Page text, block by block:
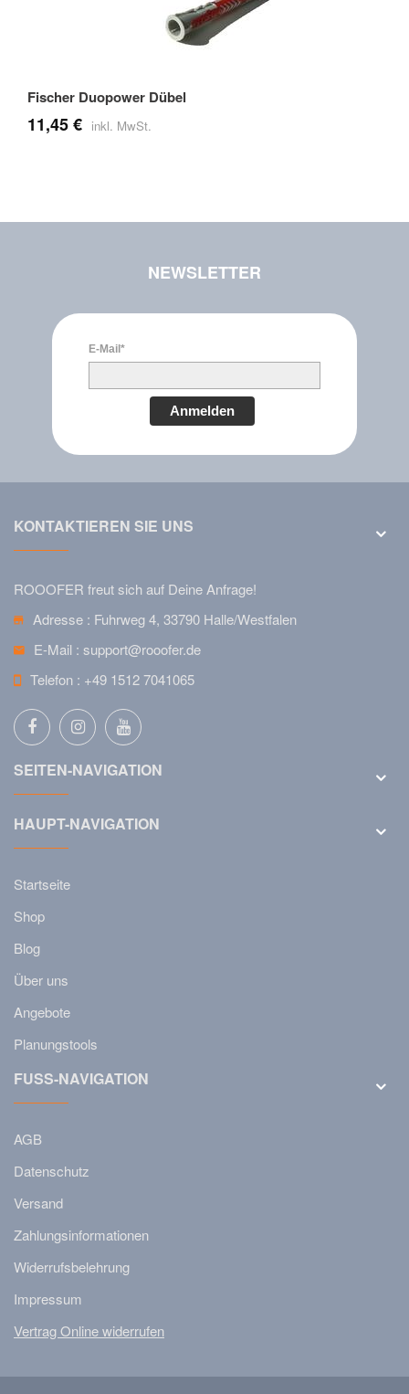
Fischer Duopower Dübel
11,45 €
NEWSLETTER
E-Mail*
Anmelden
KONTAKTIEREN SIE UNS
ROOOFER freut sich auf Deine Anfrage!
Adresse : Fuhrweg 4, 33790 Halle/Westfalen
E-Mail : support@rooofer.de
Telefon : +49 1512 7041065
SEITEN-NAVIGATION
HAUPT-NAVIGATION
Startseite
Shop
Blog
Über uns
Angebote
Planungstools
FUSS-NAVIGATION
AGB
Datenschutz
Versand
Zahlungsinformationen
Widerrufsbelehrung
Impressum
Vertrag Online widerrufen